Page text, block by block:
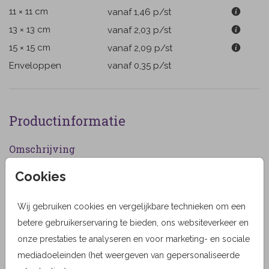
Cookies
Wij gebruiken cookies en vergelijkbare technieken om een
betere gebruikerservaring te bieden, ons websiteverkeer en
onze prestaties te analyseren en voor marketing- en sociale
mediadoeleinden (het weergeven van gepersonaliseerde
11 × 11 cm
vanaf 1,46 p/st
13 × 13 cm
vanaf 2,03 p/st
15 × 15 cm
vanaf 2,09 p/st
Enveloppen
vanaf 0,35 p/st
Productinformatie
Omschrijving
Bedankkaart met mooie geschilderde gekleurde
Designer
Collectie